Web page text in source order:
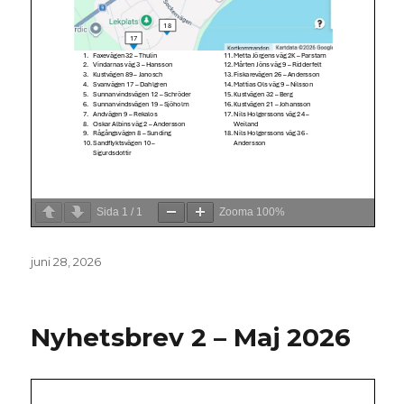
Sida 1 / 1 Zooma 100%
Postat
juni 28, 2026
Nyhetsbrev 2 – Maj 2026